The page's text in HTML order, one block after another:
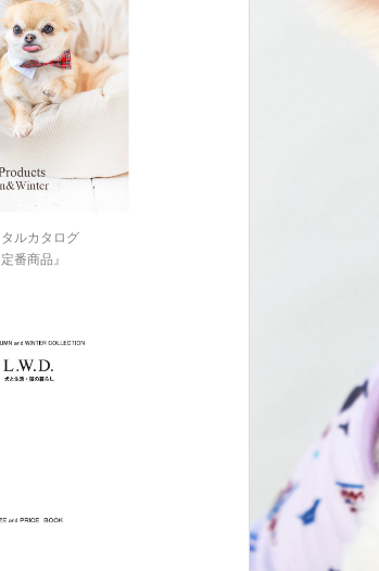
ルカタログ
定番商品』